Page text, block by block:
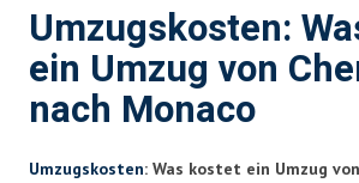
Umzugskosten:
ein Umzug von
nach Monaco
Umzugskosten: Was kostet ein Umzug